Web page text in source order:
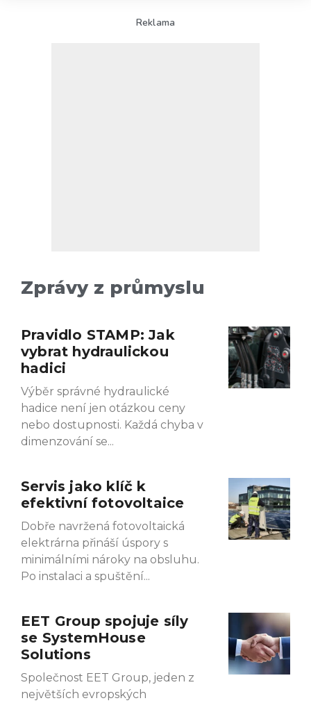
Zprávy z průmyslu
Pravidlo STAMP: Jak
vybrat hydraulickou
hadici
Výběr správné hydraulické
hadice není jen otázkou ceny
nebo dostupnosti. Každá chyba v
dimenzování se
Servis jako klíč k
efektivní fotovoltaice
Dobře navržená fotovoltaická
elektrárna přináší úspory s
minimálními nároky na obsluhu.
Po instalaci a spuštění
EET Group spojuje síly
se SystemHouse
Solutions
Společnost EET Group, jeden z
největších evropských
PagePagePage
Reklama